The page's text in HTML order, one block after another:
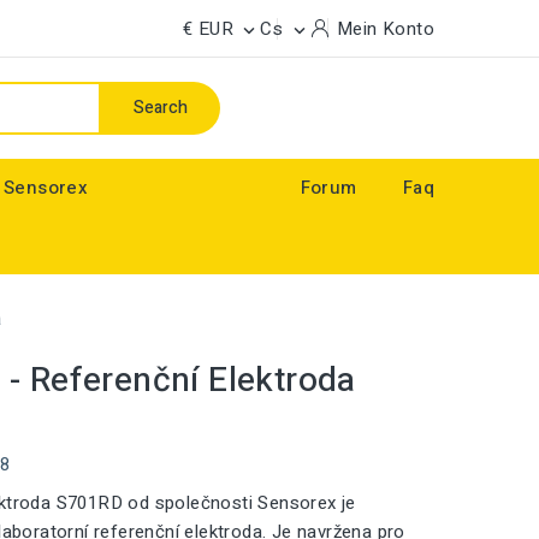
€ EUR Cs  Mein Konto
Search
Forum Faq
- Referenční Elektroda
S701RD od společnosti Sensorex je
referenční elektroda. Je navržena pro